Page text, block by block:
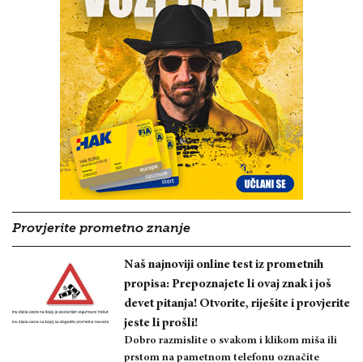
Provjerite prometno znanje
Naš najnoviji online test iz prometnih
propisa: Prepoznajete li ovaj znak i još
devet pitanja! Otvorite, riješite i provjerite
jeste li prošli!
Dobro razmislite o svakom i klikom miša ili
prstom na pametnom telefonu označite